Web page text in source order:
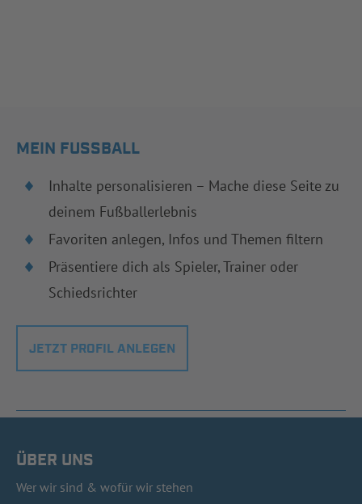
MEIN FUSSBALL
Inhalte personalisieren – Mache diese Seite zu
deinem Fußballerlebnis
Favoriten anlegen, Infos und Themen filtern
Präsentiere dich als Spieler, Trainer oder
Schiedsrichter
JETZT PROFIL ANLEGEN
ÜBER UNS
Wer wir sind & wofür wir stehen